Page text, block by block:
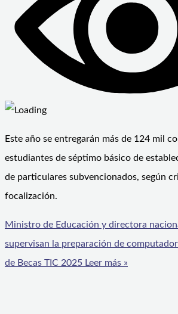
Este año se entregarán más de 124 mil
estudiantes de séptimo básico de
de particulares subvencionados, según
focalización.
Ministro de Educación y directora
supervisan la preparación de
de Becas TIC 2025 Leer más »